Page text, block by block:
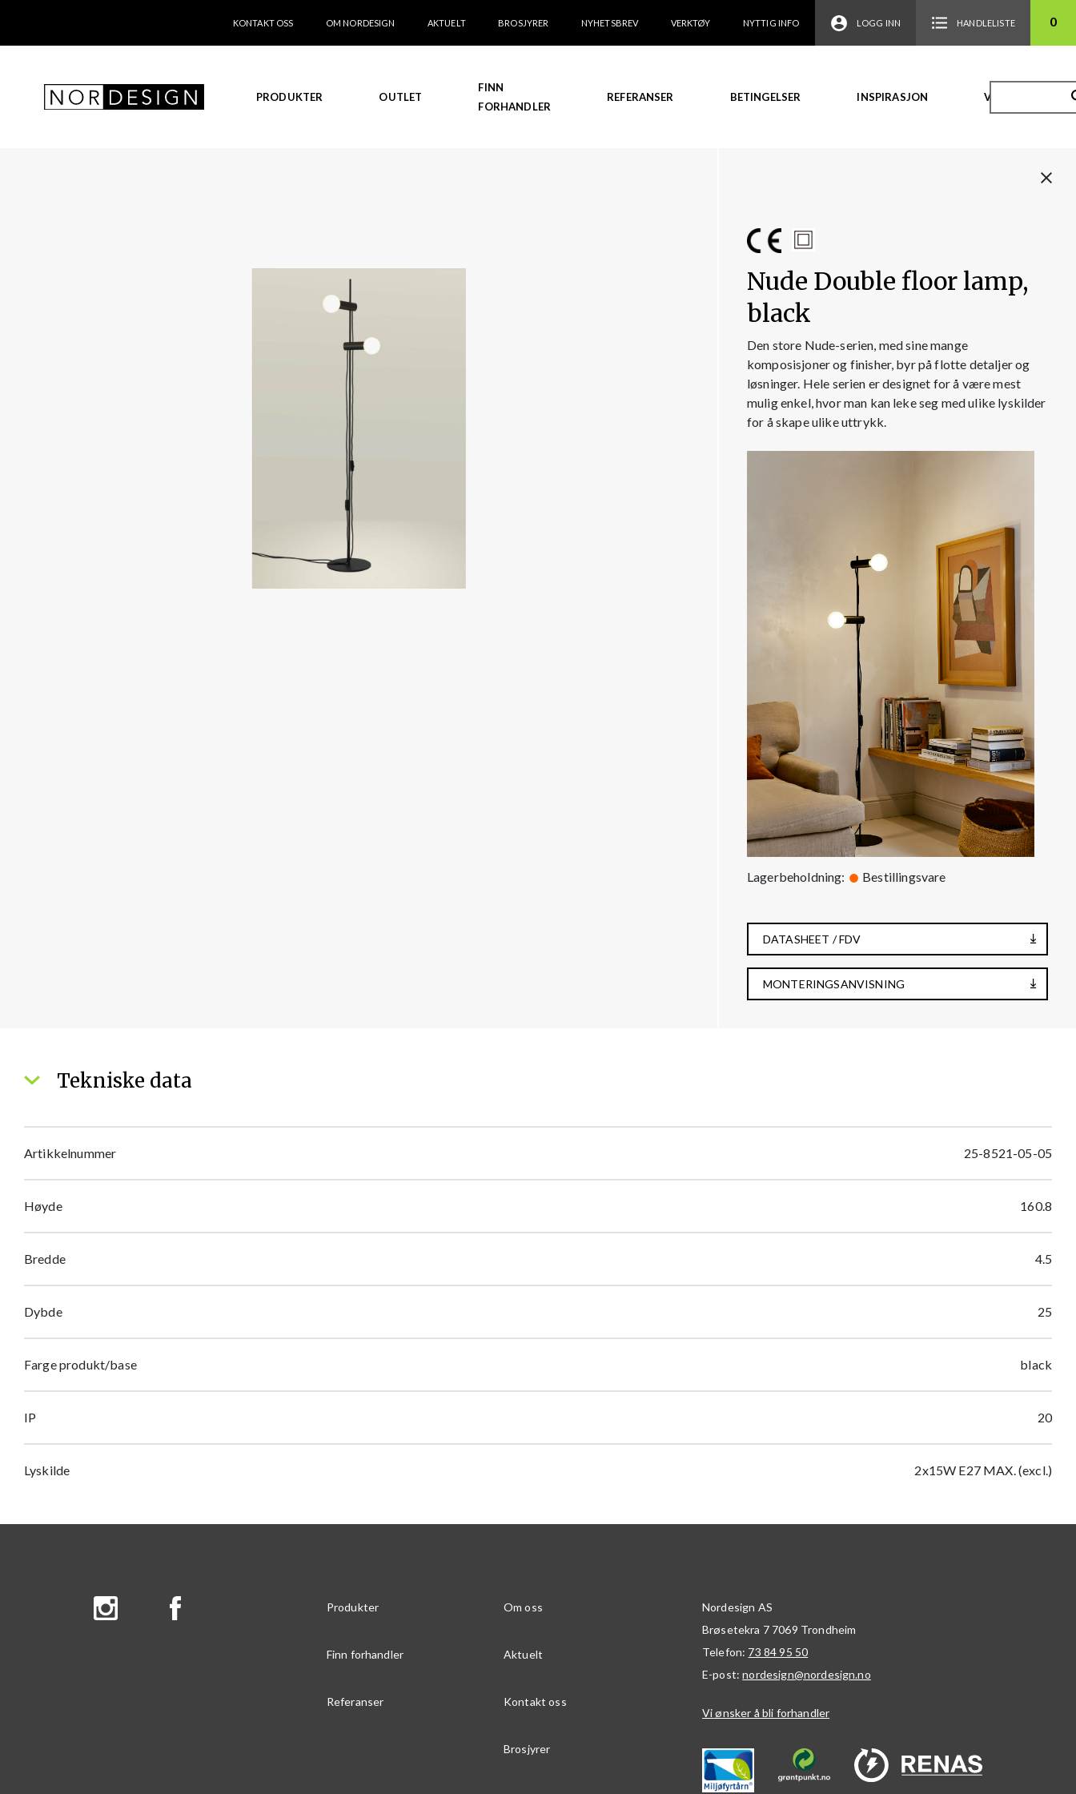
KONTAKT OSS OM NORDESIGN AKTUELT BROSJYRER NYHETSBREV VERKTØY NYTTIG INFO LOGG INN HANDLELISTE 0
PRODUKTER OUTLET
FINN
FORHANDLER
REFERANSER BETINGELSER INSPIRASJON VIDEO
Nude Double floor lamp,
black
Den store Nude-serien, med sine mange
komposisjoner og finisher, byr på flotte detaljer og
løsninger. Hele serien er designet for å være mest
mulig enkel, hvor man kan leke seg med ulike lyskilder
for å skape ulike uttrykk.
Lagerbeholdning: Bestillingsvare
DATASHEET / FDV
MONTERINGSANVISNING
Tekniske data
Artikkelnummer 25-8521-05-05
Høyde 160.8
Bredde 4.5
Dybde 25
Farge produkt/base black
IP 20
Lyskilde 2x15W E27 MAX. (excl.)
Produkter Om oss
Finn forhandler Aktuelt
Referanser Kontakt oss
Brosjyrer
Nordesign AS
Brøsetekra 7 7069 Trondheim
Telefon: 73 84 95 50
E-post:nordesign@nordesign.no
Vi ønsker å bli forhandler